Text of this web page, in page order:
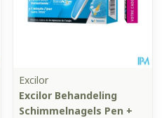
Excilor
Excilor Behandeling
Schimmelnagels Pen +